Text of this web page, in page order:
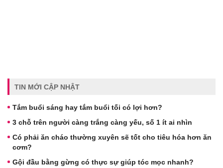
TIN MỚI CẬP NHẬT
Tắm buổi sáng hay tắm buổi tối có lợi hơn?
3 chỗ trên người càng trắng càng yếu, số 1 ít ai nhìn
Có phải ăn cháo thường xuyên sẽ tốt cho tiêu hóa hơn ăn
cơm?
Gội đầu bằng gừng có thực sự giúp tóc mọc nhanh?